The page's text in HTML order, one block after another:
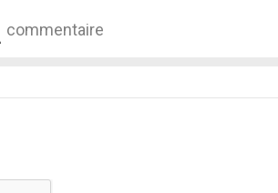
commentaire